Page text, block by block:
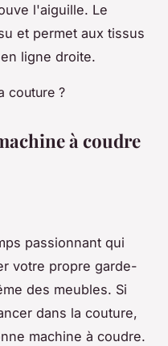
l'aiguille. Le
et permet aux tissus
ligne droite.
à coudre
passionnant qui
votre propre garde-
des meubles. Si
dans la couture,
machine à coudre.